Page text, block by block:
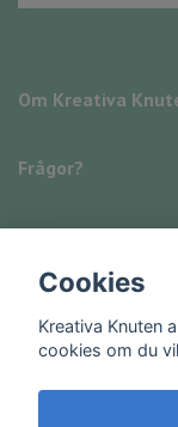
Om Kreativa
Frågor?
Läs mer
Cookies
Kreativa Knuten
cookies om du